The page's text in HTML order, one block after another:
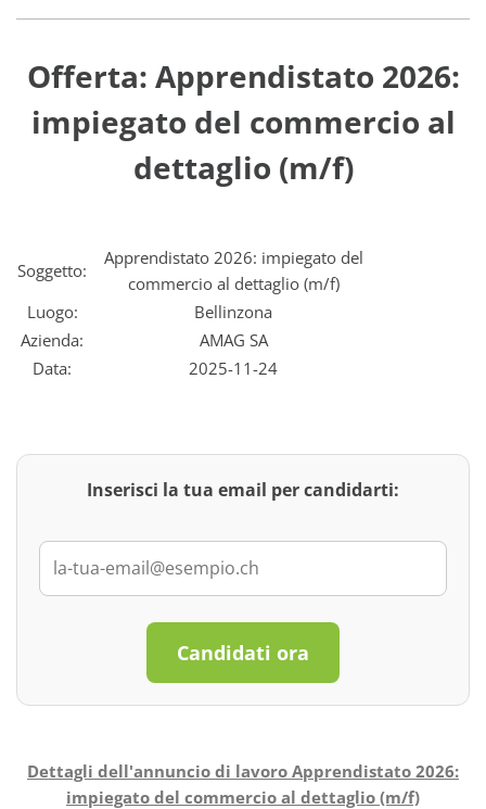
Offerta: Apprendistato 2026:
impiegato del commercio al
dettaglio (m/f)
Soggetto:
Apprendistato 2026: impiegato del
commercio al dettaglio (m/f)
Luogo:
Bellinzona
Azienda:
AMAG SA
Data:
2025-11-24
Inserisci la tua email per candidarti:
Candidati ora
Dettagli dell'annuncio di lavoro Apprendistato 2026:
impiegato del commercio al dettaglio (m/f)